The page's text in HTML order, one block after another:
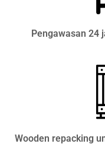
Pengawasan 24
Wooden repacking